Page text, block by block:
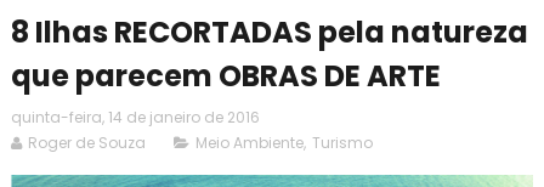
8 Ilhas RECORTADAS pela natureza
que parecem OBRAS DE ARTE
quinta-feira, 14 de janeiro de 2016
Roger de Souza
Meio Ambiente, Turismo